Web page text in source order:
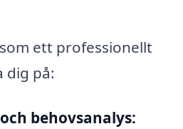
ett professionellt
dig på:
behovsanalys: